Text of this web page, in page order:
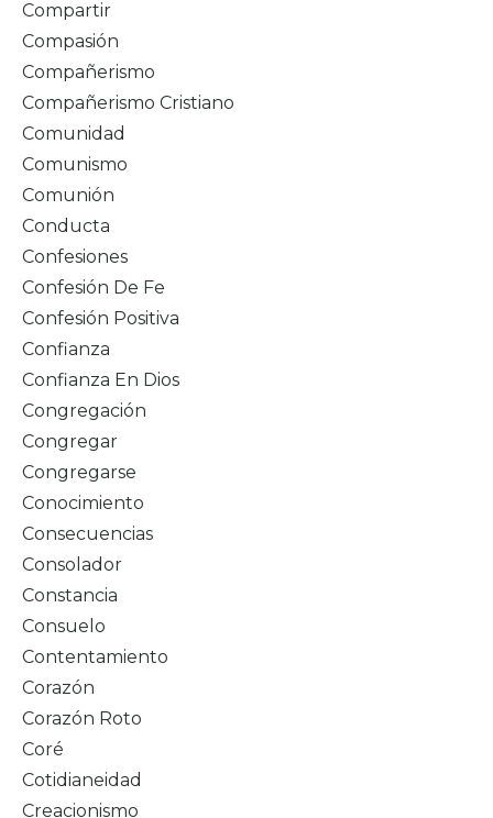
Compartir
Compasión
Compañerismo
Compañerismo Cristiano
Comunidad
Comunismo
Comunión
Conducta
Confesiones
Confesión De Fe
Confesión Positiva
Confianza
Confianza En Dios
Congregación
Congregar
Congregarse
Conocimiento
Consecuencias
Consolador
Constancia
Consuelo
Contentamiento
Corazón
Corazón Roto
Coré
Cotidianeidad
Creacionismo